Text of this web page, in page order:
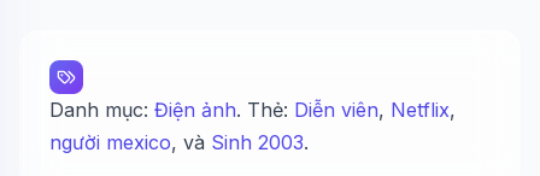
Danh mục: Điện ảnh. Thẻ: Diễn viên, Netflix,
người mexico, và Sinh 2003.